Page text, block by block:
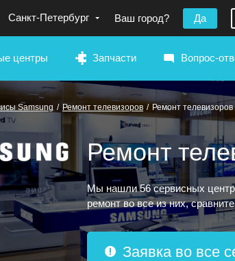
Санкт-Петербург Ваш город? Да
центры Запчасти Вопрос-
Samsung / Ремонт телевизоров / Ремонт
Ремонт
Мы нашли 56 сервисных
ремонт во все из них,
Заявка во все